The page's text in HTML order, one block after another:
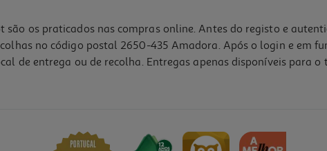
os praticados nas compras online. Antes do registo e
no código postal 2650-435 Amadora. Após o login e em
de entrega ou de recolha. Entregas apenas disponíveis para